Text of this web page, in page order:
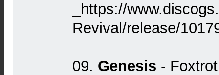
_https://
Revival/release/
09. Genesis -